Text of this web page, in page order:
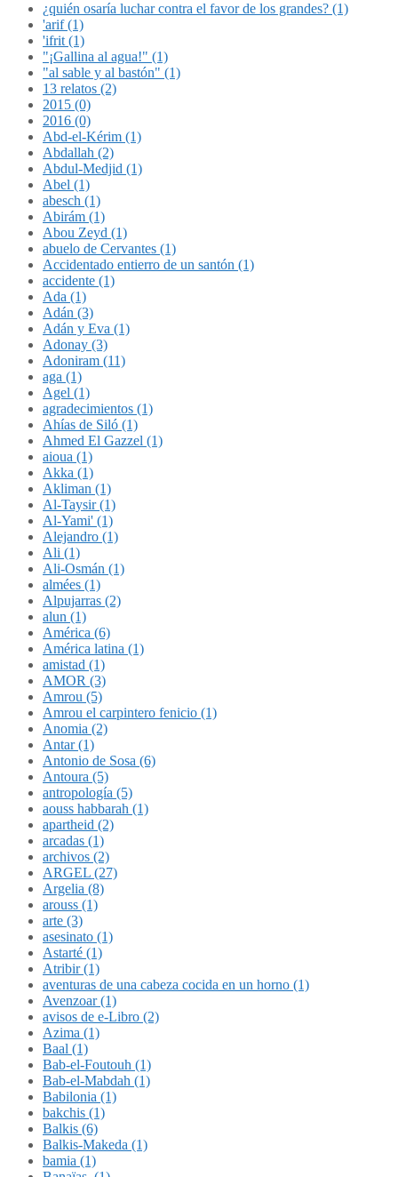
¿quién osaría luchar contra el favor de los grandes? (1)
'arif (1)
'ifrit (1)
"¡Gallina al agua!" (1)
"al sable y al bastón" (1)
13 relatos (2)
2015 (0)
2016 (0)
Abd-el-Kérim (1)
Abdallah (2)
Abdul-Medjid (1)
Abel (1)
abesch (1)
Abirám (1)
Abou Zeyd (1)
abuelo de Cervantes (1)
Accidentado entierro de un santón (1)
accidente (1)
Ada (1)
Adán (3)
Adán y Eva (1)
Adonay (3)
Adoniram (11)
aga (1)
Agel (1)
agradecimientos (1)
Ahías de Siló (1)
Ahmed El Gazzel (1)
aioua (1)
Akka (1)
Akliman (1)
Al-Taysir (1)
Al-Yami' (1)
Alejandro (1)
Ali (1)
Ali-Osmán (1)
almées (1)
Alpujarras (2)
alun (1)
América (6)
América latina (1)
amistad (1)
AMOR (3)
Amrou (5)
Amrou el carpintero fenicio (1)
Anomia (2)
Antar (1)
Antonio de Sosa (6)
Antoura (5)
antropología (5)
aouss habbarah (1)
apartheid (2)
arcadas (1)
archivos (2)
ARGEL (27)
Argelia (8)
arouss (1)
arte (3)
asesinato (1)
Astarté (1)
Atribir (1)
aventuras de una cabeza cocida en un horno (1)
Avenzoar (1)
avisos de e-Libro (2)
Azima (1)
Baal (1)
Bab-el-Foutouh (1)
Bab-el-Mabdah (1)
Babilonia (1)
bakchis (1)
Balkis (6)
Balkis-Makeda (1)
bamia (1)